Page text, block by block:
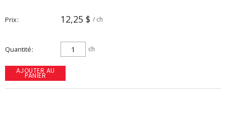
Prix 12,25 $ / ch
Quantité ch
AJOUTER AU
PANIER